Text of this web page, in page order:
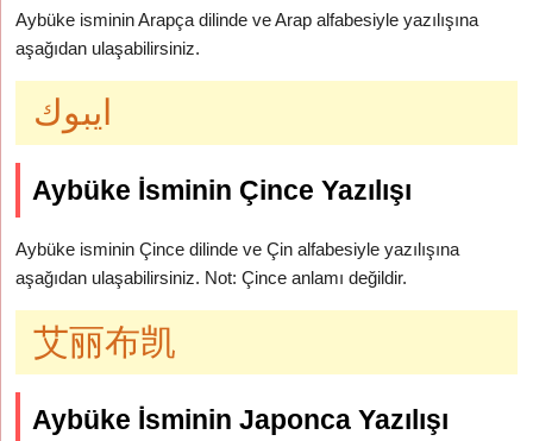
Aybüke isminin Arapça dilinde ve Arap alfabesiyle yazılışına
aşağıdan ulaşabilirsiniz.
ايبوك
Aybüke İsminin Çince Yazılışı
Aybüke isminin Çince dilinde ve Çin alfabesiyle yazılışına
aşağıdan ulaşabilirsiniz. Not: Çince anlamı değildir.
艾丽布凯
Aybüke İsminin Japonca Yazılışı